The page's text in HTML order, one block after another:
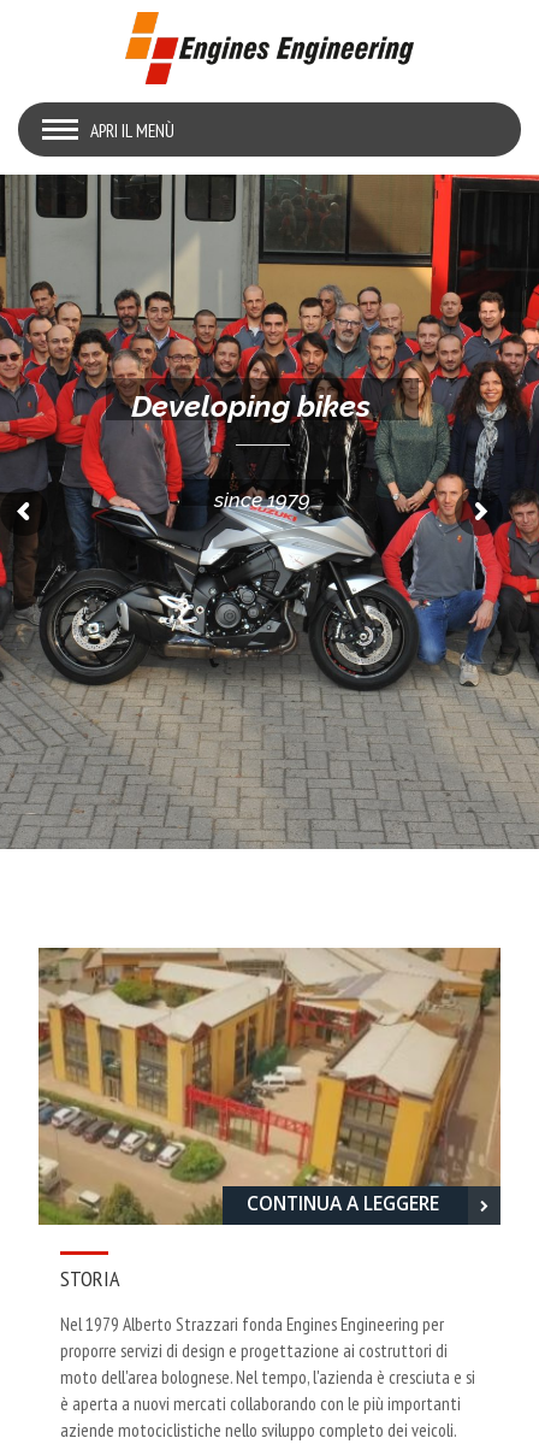
APRI IL MENÙ
Developing bikes
since 1979
CONTINUA A LEGGERE
STORIA
Nel 1979 Alberto Strazzari fonda Engines Engineering per
proporre servizi di design e progettazione ai costruttori di
moto dell'area bolognese. Nel tempo, l'azienda è cresciuta e si
è aperta a nuovi mercati collaborando con le più importanti
aziende motociclistiche nello sviluppo completo dei veicoli.